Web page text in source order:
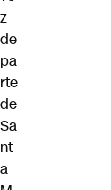
z
de
pa
rte
de
Sa
nt
a